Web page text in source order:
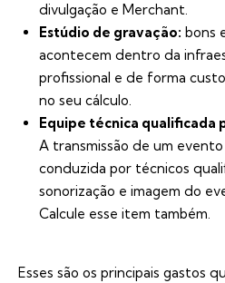
divulgação e Merchant.
Estúdio de gravação: bons
acontecem dentro da
profissional e de forma
no seu cálculo.
Equipe técnica qualificada
A transmissão de um
conduzida por técnicos
sonorização e imagem do
Calcule esse item também.
Esses são os principais gastos